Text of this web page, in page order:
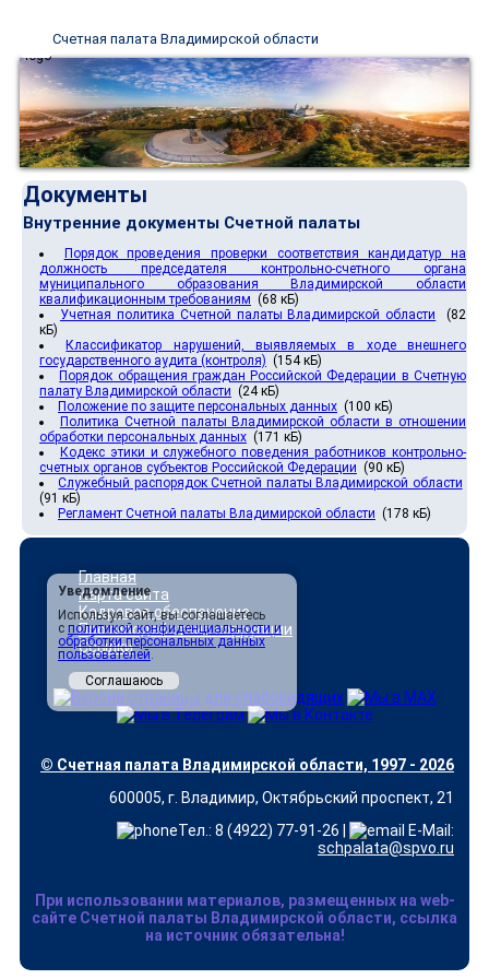
Счетная палата Владимирской области
Документы
Внутренние документы Счетной палаты
Порядок проведения проверки соответствия кандидатур на
должность председателя контрольно-счетного органа
муниципального образования Владимирской области
квалификационным требованиям (68 кБ)
Учетная политика Счетной палаты Владимирской области
(82
кБ)
Классификатор нарушений, выявляемых в ходе внешнего
государственного аудита (контроля) (154 кБ)
Порядок обращения граждан Российской Федерации в Счетную
палату Владимирской области (24 кБ)
Положение по защите персональных данных (100 кБ)
Политика Счетной палаты Владимирской области в отношении
обработки персональных данных (171 кБ)
Кодекс этики и служебного поведения работников контрольно-
счетных органов субъектов Российской Федерации (90 кБ)
Служебный распорядок Счетной палаты Владимирской области
(91 кБ)
Регламент Счетной палаты Владимирской области (178 кБ)
Главная
Карта сайта
Кадровое обеспечение
Противодействие коррупции
Ссылки
© Счетная палата Владимирской области, 1997 - 2026
600005, г. Владимир, Октябрьский проспект, 21
Тел.: 8 (4922) 77-91-26 |
E-Mail:
schpalata@spvo.ru
При использовании материалов, размещенных на web-
сайте Счетной палаты Владимирской области, ссылка
на источник обязательна!
Уведомление
Используя сайт, вы соглашаетесь
с политикой конфиденциальности и
обработки персональных данных
пользователей.
Соглашаюсь